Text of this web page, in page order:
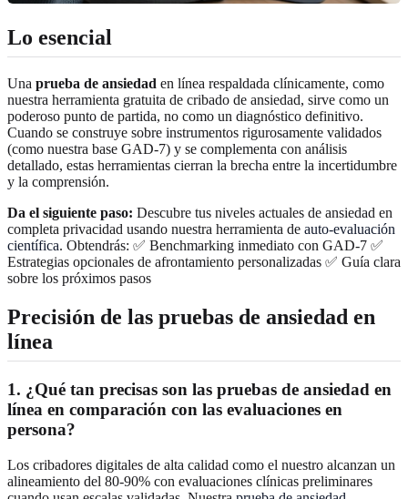
Lo esencial
Una prueba de ansiedad en línea respaldada clínicamente, como
nuestra herramienta gratuita de cribado de ansiedad, sirve como un
poderoso punto de partida, no como un diagnóstico definitivo.
Cuando se construye sobre instrumentos rigurosamente validados
(como nuestra base GAD-7) y se complementa con análisis
detallado, estas herramientas cierran la brecha entre la incertidumbre
y la comprensión.
Da el siguiente paso: Descubre tus niveles actuales de ansiedad en
completa privacidad usando nuestra herramienta de auto-evaluación
científica. Obtendrás: ✅ Benchmarking inmediato con GAD-7 ✅
Estrategias opcionales de afrontamiento personalizadas ✅ Guía clara
sobre los próximos pasos
Precisión de las pruebas de ansiedad en
línea
1. ¿Qué tan precisas son las pruebas de ansiedad en
línea en comparación con las evaluaciones en
persona?
Los cribadores digitales de alta calidad como el nuestro alcanzan un
alineamiento del 80-90% con evaluaciones clínicas preliminares